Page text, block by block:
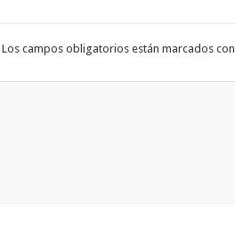
Los campos obligatorios están marcados con